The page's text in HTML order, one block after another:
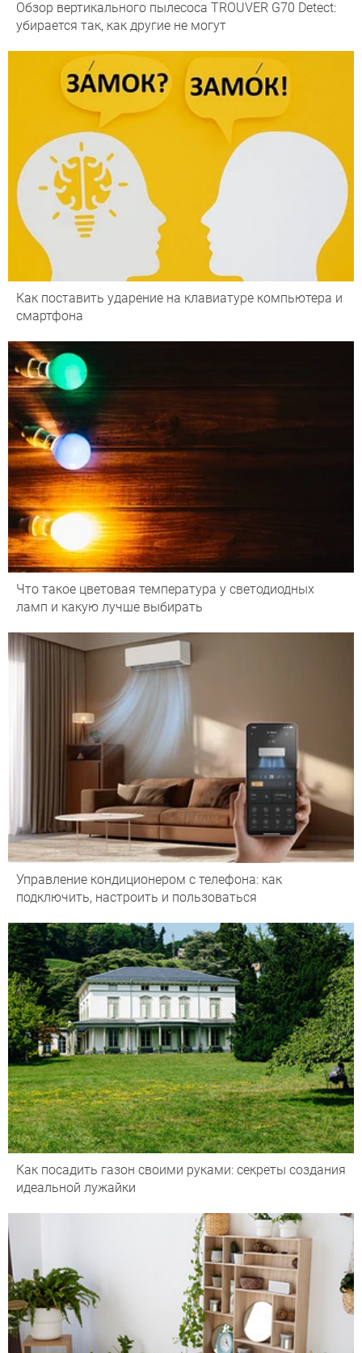
Обзор вертикального пылесоса TROUVER G70 Detect:
убирается так, как другие не могут
Как поставить ударение на клавиатуре компьютера и
смартфона
Что такое цветовая температура у светодиодных
ламп и какую лучше выбирать
Управление кондиционером с телефона: как
подключить, настроить и пользоваться
Как посадить газон своими руками: секреты создания
идеальной лужайки